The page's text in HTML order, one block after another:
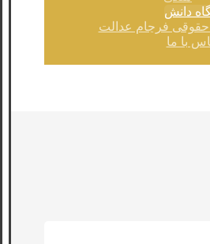
دانش
فرجام عدالت
با ما